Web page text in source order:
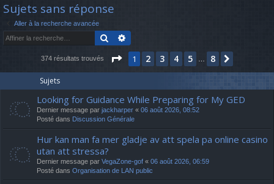
ra
m
s
Sujets sans réponse
Aller à la recherche avancée
Rechercher
374 résultats trouvés Page 1 sur
1 2 3 4 5 8
Sujets
Looking for Guidance While Preparing for My GED
Dernier message par jackharper « 06 août 2026, 08:52
Posté dans Discussion Générale
Hur kan man fa mer gladje av att spela pa online casino
utan att stressa?
Dernier message par VegaZone-gof « 06 août 2026, 06:59
Posté dans Organisation de LAN public